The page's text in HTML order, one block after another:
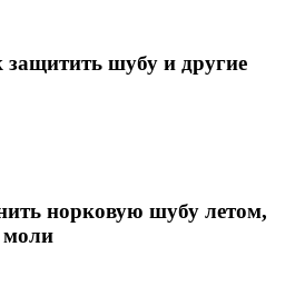
защитить шубу и другие
норковую шубу летом,
моли